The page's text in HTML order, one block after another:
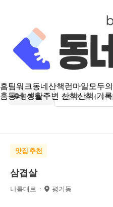
홈팀워크동네산책런마일모두
홈동네 생활주변 산책산책 기록
평거동
맛집 추천
삼겹살
나름대로 평거동